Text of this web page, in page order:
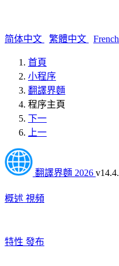
简体中文 繁體中文 French
首頁
小程序
翻譯界麵
程序主頁
下一
上一
翻譯界麵 2026
概述 視頻
特性 發布